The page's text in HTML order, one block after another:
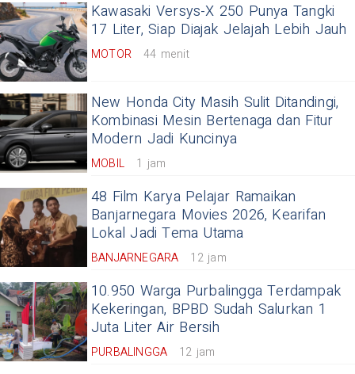
Kawasaki Versys-X 250 Punya Tangki
17 Liter, Siap Diajak Jelajah Lebih Jauh
MOTOR 44 menit
New Honda City Masih Sulit Ditandingi,
Kombinasi Mesin Bertenaga dan Fitur
Modern Jadi Kuncinya
MOBIL 1 jam
48 Film Karya Pelajar Ramaikan
Banjarnegara Movies 2026, Kearifan
Lokal Jadi Tema Utama
BANJARNEGARA 12 jam
10.950 Warga Purbalingga Terdampak
Kekeringan, BPBD Sudah Salurkan 1
Juta Liter Air Bersih
PURBALINGGA 12 jam